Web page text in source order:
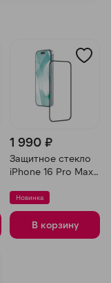
1 990 ₽
Защитное стекло
iPhone 16 Pro Max
Новинка
В корзину